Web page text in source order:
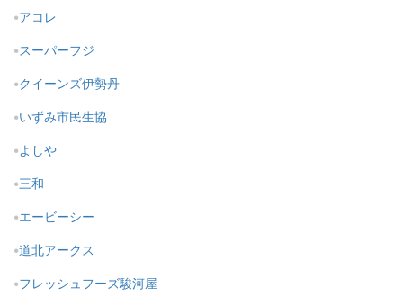
アコレ
スーパーフジ
クイーンズ伊勢丹
いずみ市民生協
よしや
三和
エービーシー
道北アークス
フレッシュフーズ駿河屋